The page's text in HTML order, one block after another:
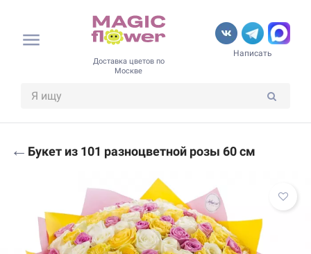
Доставка цветов по
Москве
Написать
← Букет из 101 разноцветной розы 60 см